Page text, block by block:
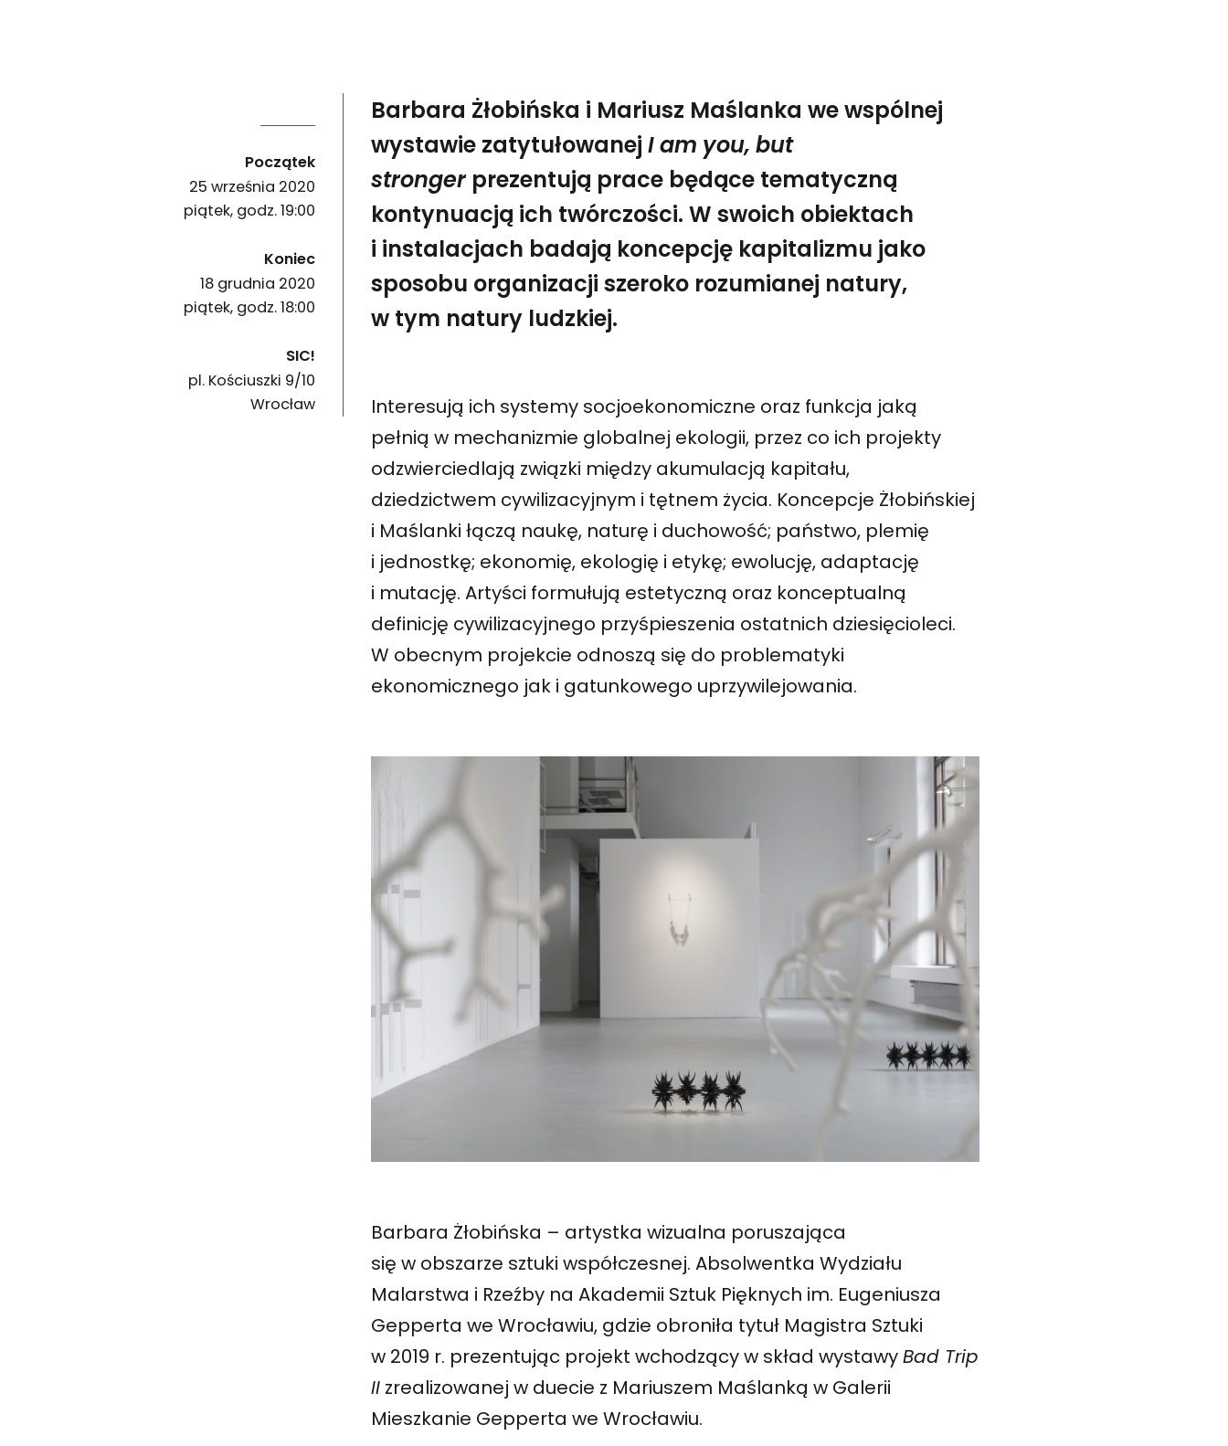
Barbara Żłobińska i Mariusz Maślanka we wspólnej wystawie zatytułowanej I am you, but stronger prezentują prace będące tematyczną kontynuacją ich
Początek wydarzeniaI am you but stronger
25 września 2020
piątek, godz. 19:00
Koniec wydarzenia
18 grudnia 2020
piątek, godz. 18:00
SIC!
pl. Kościuszki 9/10
50-028
Wrocław
Barbara Żłobińska i Mariusz Maślanka we wspólnej
wystawie zatytułowanejI am you, but
strongerprezentują prace będące tematyczną
kontynuacją ich twórczości. W swoich obiektach
i instalacjach badają koncepcję kapitalizmu jako
sposobu organizacji szeroko rozumianej natury,
w tym natury ludzkiej.
Interesują ich systemy socjoekonomiczne oraz funkcja jaką
pełnią w mechanizmie globalnej ekologii, przez co ich projekty
odzwierciedlają związki między akumulacją kapitału,
dziedzictwem cywilizacyjnym i tętnem życia. Koncepcje Żłobińskiej
i Maślanki łączą naukę, naturę i duchowość; państwo, plemię
i jednostkę; ekonomię, ekologię i etykę; ewolucję, adaptację
i mutację. Artyści formułują estetyczną oraz konceptualną
definicję cywilizacyjnego przyśpieszenia ostatnich dziesięcioleci.
W obecnym projekcie odnoszą się do problematyki
ekonomicznego jak i gatunkowego uprzywilejowania.
Barbara Żłobińska – artystka wizualna poruszająca
się w obszarze sztuki współczesnej. Absolwentka Wydziału
Malarstwa i Rzeźby na Akademii Sztuk Pięknych im. Eugeniusza
Gepperta we Wrocławiu, gdzie obroniła tytuł Magistra Sztuki
w 2019 r. prezentując projekt wchodzący w skład wystawyBad Trip
II zrealizowanej w duecie z Mariuszem Maślanką w Galerii
Mieszkanie Gepperta we Wrocławiu.